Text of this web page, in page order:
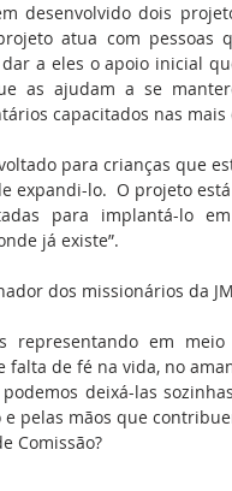
desenvolvido dois
atua com pessoas
a eles o apoio inicial
as ajudam a se
capacitados nas
para crianças que
expandi-lo.  O projeto
para implantá-lo
já existe”.
dos missionários da
representando em
falta de fé na vida, no
deixá-las
pelas mãos que
Comissão?